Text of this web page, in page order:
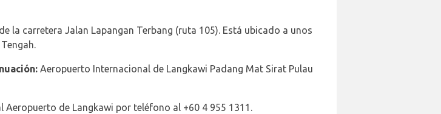
la carretera Jalan Lapangan Terbang (ruta 105). Está ubicado a unos
Aeropuerto Internacional de Langkawi Padang Mat Sirat Pulau
de Langkawi por teléfono al +60 4 955 1311.